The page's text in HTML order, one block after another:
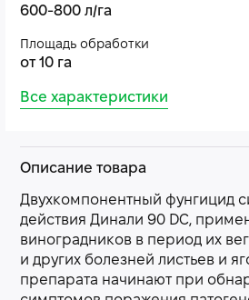
600-800 л/га
Площадь обработки
от 10 га
Все характеристики
Описание товара
Двухкомпонентный фунгицид
действия Динали 90 DC,
виноградников в период их
и других болезней листьев и
препарата начинают при